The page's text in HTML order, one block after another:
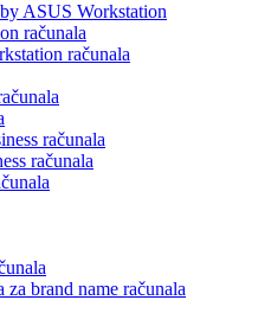
ASUS Workstation
računala
računala
računala
računala
za brand name računala